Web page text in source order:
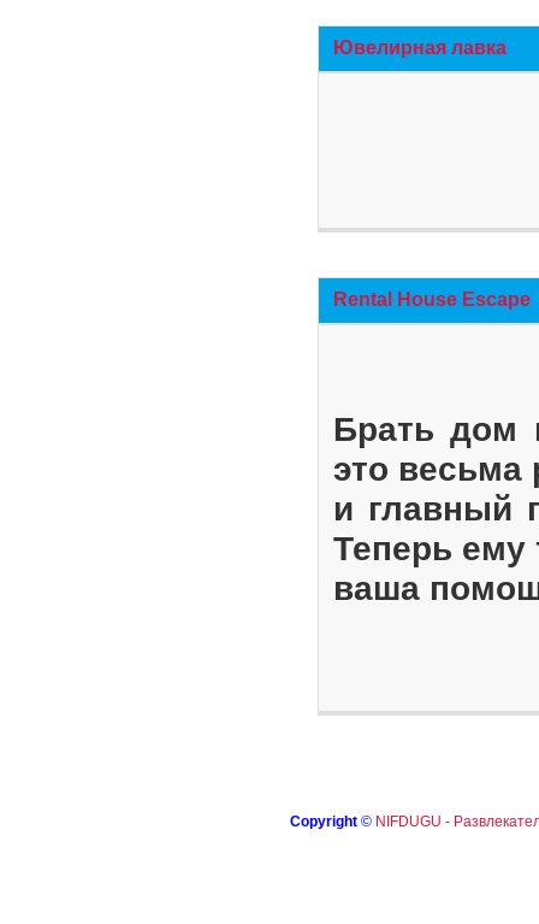
Ювелирная лавка
Rental House Escape
Брать дом
это весьма
и главный
Теперь ему
ваша
Copyright © NIFDUGU -